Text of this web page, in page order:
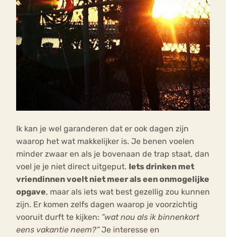
Ik kan je wel garanderen dat er ook dagen zijn
waarop het wat makkelijker is. Je benen voelen
minder zwaar en als je bovenaan de trap staat, dan
voel je je niet direct uitgeput. Iets drinken met
vriendinnen voelt niet meer als een onmogelijke
opgave, maar als iets wat best gezellig zou kunnen
zijn. Er komen zelfs dagen waarop je voorzichtig
vooruit durft te kijken: ”wat nou als ik binnenkort
eens vakantie neem?”Je interesse en